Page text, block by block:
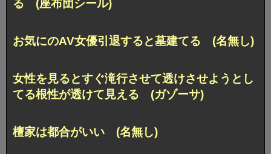
る (座布団シール)
お気にのAV女優引退すると墓建てる (名無し)
女性を見るとすぐ滝行させて透けさせようとし
てる根性が透けて見える (ガゾーサ)
檀家は都合がいい (名無し)